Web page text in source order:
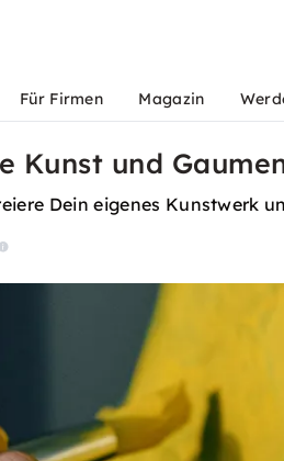
Für Firmen Magazin
Kunst und
Dein eigenes Kunstwerk